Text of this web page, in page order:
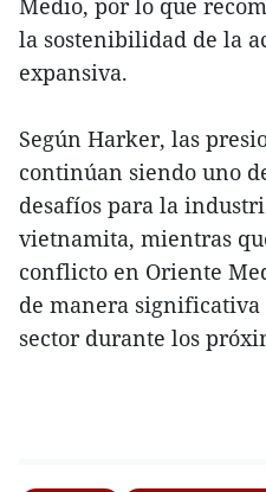
Medio, por lo que
la sostenibilidad de la
expansiva.
Según Harker, las
continúan siendo uno
desafíos para la
vietnamita, mientras
conflicto en Oriente
de manera
sector durante los